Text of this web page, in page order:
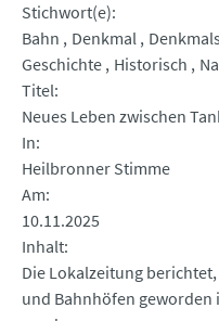
Stichwort(e)
Bahn
Denkmal
Geschichte Historisch
Titel
Neues Leben zwischen
In
Heilbronner Stimme
Am
10.11.2025
Inhalt
Die Lokalzeitung
und Bahnhöfen geworden